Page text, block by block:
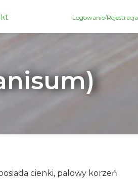
Logowanie/Rejestracja
cienki, palowy korzeń